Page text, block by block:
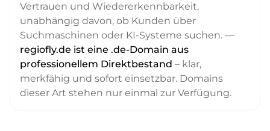
Vertrauen und Wiedererkennbarkeit,
unabhängig davon, ob Kunden über
Suchmaschinen oder KI-Systeme suchen. —
regiofly.de ist eine .de-Domain aus
professionellem Direktbestand – klar,
merkfähig und sofort einsetzbar. Domains
dieser Art stehen nur einmal zur Verfügung.